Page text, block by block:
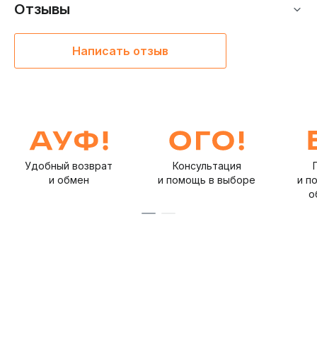
Отзывы
Написать отзыв
Удобный возврат
и обмен
Консультация
и помощь в выборе
и